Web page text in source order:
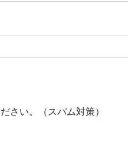
さい。（スパム対策）